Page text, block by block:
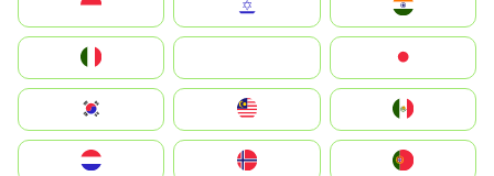
South Korea